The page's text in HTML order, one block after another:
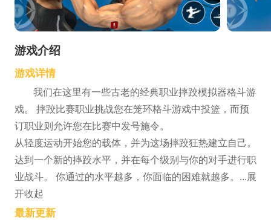
游戏介绍
游戏详情
我们在这里有一些古老的经典职业摔跤模拟器格斗游
戏。 摔跤比赛职业挑战您在笼环格斗游戏中投篮，而预
订职业则允许您在比赛中发号施令。
从轻度运动开始您的载体，并为这场摔跤狂热建立自己。
达到一个新的摔跤水平，并在每个级别与你的对手进行职
业战斗。 你通过的水平越多，你面临的困难就越多。...展
开收起
最新更新